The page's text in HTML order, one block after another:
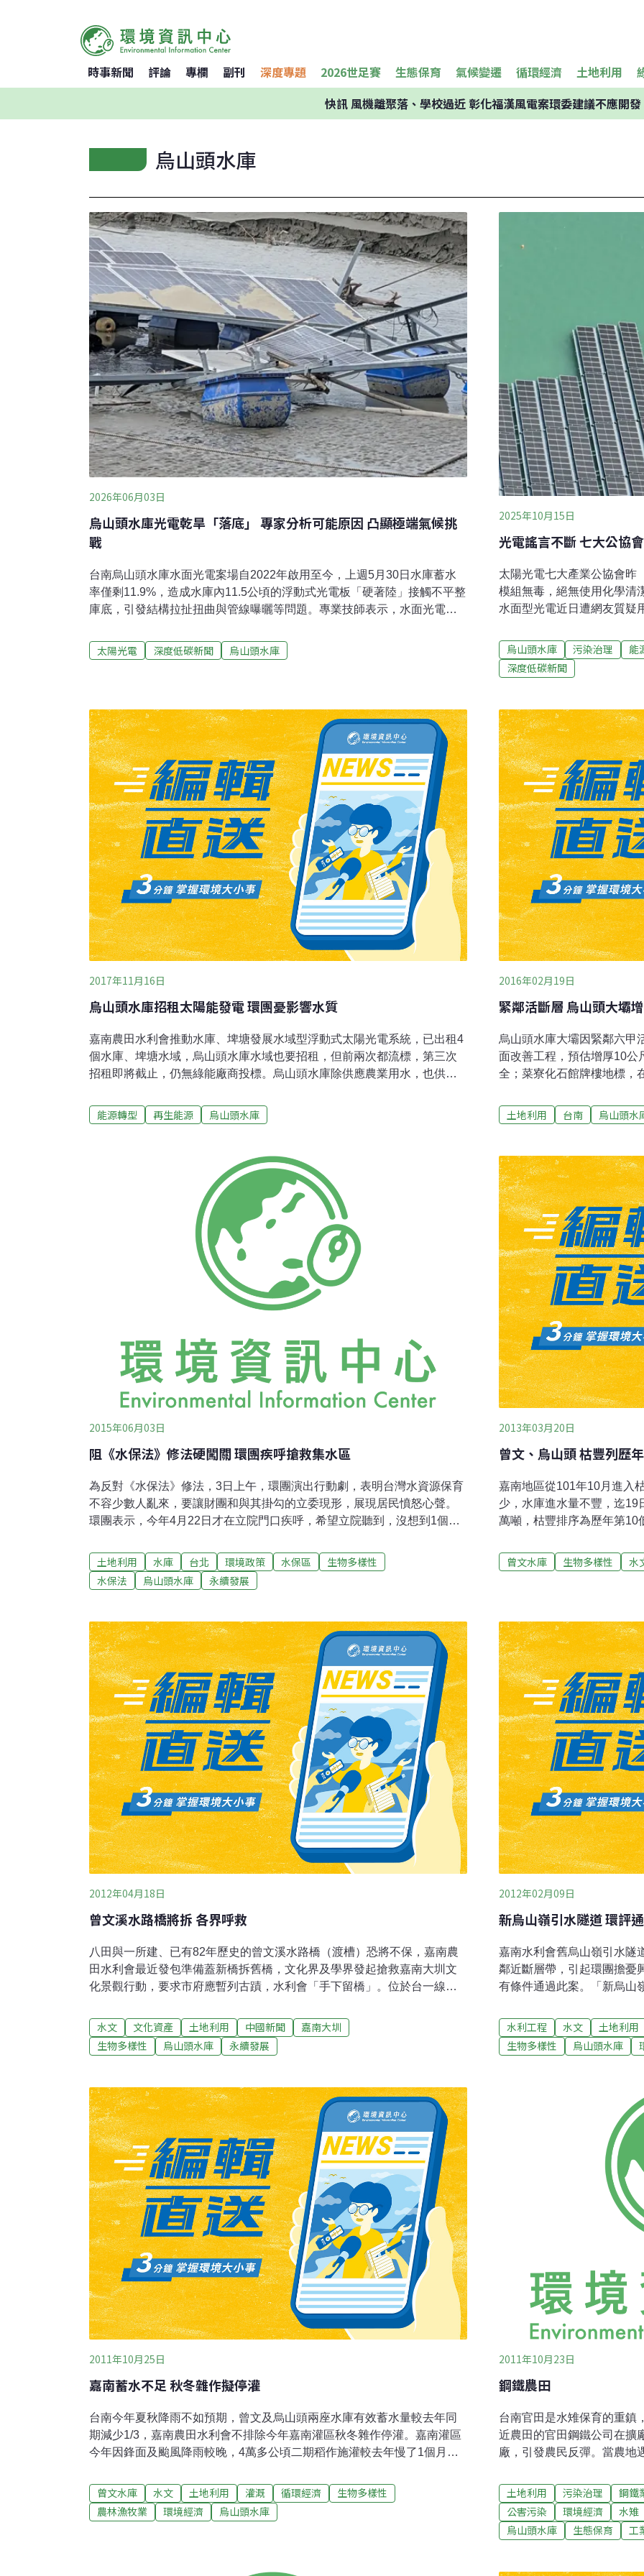
時事新聞 評論 專欄 副刊 深度專題 2026世足賽 生態保育 氣候變遷 循環經濟 土地利用
快訊風機離聚落、學校過近 彰化福漢風電案環委建議不應開發
烏山頭水庫
2026年06月03日
烏山頭水庫光電乾旱「落底」 專家分析可能原因 凸顯極端氣候挑
戰
台南烏山頭水庫水面光電案場自2022年啟用至今，上週5月30日水庫蓄水
率僅剩11.9%，造成水庫內11.5公頃的浮動式光電板「硬著陸」接觸不平整
庫底，引發結構拉扯扭曲與管線曝曬等問題。專業技師表示，水面光電沉
未來他建議，水庫管理單位與光電業者可建立溝通和預警機制，即時取得
水位變化資訊。水庫蓄水率告急 除了缺水還有浮式光電板「落底」問題近
裂情況，烏山頭水庫設有面積約11.5公頃浮動式太陽能光電，也因水位過
低導致設施觸底。
太陽光電 深度低碳新聞 烏山頭水庫
2025年10月15日
光電謠言不斷 七大公協
太陽光電七大產業公協會昨
模組無毒，絕無使用化學清
水面型光電近日遭網友質疑
清潔劑清洗面板，且長期水
業者喊冤被惡意攻擊烏山頭
喊冤。再生能源商業同業公
有會員廠商簽署《自律公約
藥劑，只能用清水清洗。
烏山頭水庫 污染治理
能
深度低碳新聞
2017年11月16日
烏山頭水庫招租太陽能發電 環團憂影響水質
嘉南農田水利會推動水庫、埤塘發展水域型浮動式太陽光電系統，已出租4
個水庫、埤塘水域，烏山頭水庫水域也要招租，但前兩次都流標，第三次
招租即將截止，仍無綠能廠商投標。烏山頭水庫除供應農業用水，也供應
長期下來恐會影響水質安全。嘉南農田水利會總幹事邱清義表示，烏山頭
水庫水域面積9百多公頃，計畫出租的水域未達10公頃，覆蓋率占水域不到
庫計畫出租南側官田區水域，招租的建置發電容量為7至10ＭＷ（百萬
瓦），估計使用水域面積在7至10公頃間，光電板覆蓋率占水域不到1％。
由於烏山頭水庫附近並無台電輸配電饋線，廠商除建設水面型發電系統，
也要搭建連結台電電網的饋線線路，使得建置成本高，加上水庫施工較埤
塘困難，以致前兩次招租並無廠商投標。此次若再流標，將檢討招租條
件、區位是否要修改。
能源轉型 再生能源 烏山頭水庫
2016年02月19日
緊鄰活斷層 烏山頭大壩
烏山頭水庫大壩因緊鄰六甲
面改善工程，預估增厚10公
全；菜寮化石館牌樓地標，
庫平行間，發現南北向的六
會為強化水壩防震，2015
遇到南台大震才會引起外界
壩頂道路維持現有寬度，再
「增厚」約10公尺，再依壩
縫密合。 楊明風強調，以
體強固「回春」；這次206
土地利用 台南 烏山頭水
2015年06月03日
阻《水保法》修法硬闖關 環團疾呼搶救集水區
為反對《水保法》修法，3日上午，環團演出行動劇，表明台灣水資源保育
不容少數人亂來，要讓財團和與其掛勾的立委現形，展現居民憤怒心聲。
環團表示，今年4月22日才在立院門口疾呼，希望立院聽到，沒想到1個多
保法》成歷史罪人。人民選出的官員要透過修法 破壞、汙染台灣水資源台
灣才剛剛歷經8個月的缺水期，前不久才解除缺水警報，各地水庫也淤積嚴
重，以致水庫見底。但農委會水保局配合《水保法》修法，竟要刪除水庫
庫周邊禁止開發條件放寬成可以進行旅館、休憩、遊樂設施的開發，等於
是為財團開啟方便大門。台灣環境保護聯盟副會長吳麗慧納悶地說，台南
市議長李全教跟國民黨立委翁重鈞到底是選票選出來的？還是財團支持出
來的？今日聚集在此的諸多團體一同表達對此事的憤怒，阻止今日委員們
再度強推修改《水保
土地利用 水庫 台北 環境政策 水保區
生物多樣性
水保法
烏山頭水庫 永續發展
2013年03月20日
曾文、烏山頭 枯豐列歷
嘉南地區從101年10月進入
少，水庫進水量不豐，迄19
萬噸，枯豐排序為歷年第10
因應水文條件與氣候異常因
102年年初的氣候狀況，極
曾文水庫 生物多樣性 水
2012年04月18日
曾文溪水路橋將拆 各界呼救
八田與一所建、已有82年歷史的曾文溪水路橋（渡槽）恐將不保，嘉南農
田水利會最近發包準備蓋新橋拆舊橋，文化界及學界發起搶救嘉南大圳文
化景觀行動，要求市府應暫列古蹟，水利會「手下留橋」。位於台一線東
1930年烏山頭水庫竣工啟用，迄今已82年，不僅是台灣，也是世界重要的
文化資產。水利會表示，該水路橋因老舊有安全顧慮且不符合河川局的防
洪標準，因此才著手改建，而舊橋依規定得拆除，目前工程正辦理發包，
蓋新橋就得拆舊橋，但若屬於文化資產則可拆也可不拆，是水利會選擇要
拆的，拆不拆該局都沒意見。文化局文資處長林韋旭表示，烏山頭水庫及
嘉南大圳水利系統已列為文化景觀，水路橋為其中不可或缺的一環，也是
重要的水利文化資產，目前市府已要求暫緩拆除，並由古蹟委員組成專案
小組進行會勘。包括台
水文 文化資產 土地利用 中國新聞
嘉南大圳
生物多樣性
烏山頭水庫 永續發展
2012年02月09日
新烏山嶺引水隧道 環評
嘉南水利會舊烏山嶺引水隧
鄰近斷層帶，引起環團擔憂
有條件通過此案。「新烏山
會，討論審查此案。開發單
嘉南大圳水利工程，於民國
隧道是串聯曾文水庫與烏山
隧道出現裂縫、漏水及淺
定，有興建新烏山嶺引水
隧道興建計畫」的效益，
納入嘉南地區水源的備
水利工程 水文
土地利用
生物多樣性
烏山頭水庫
2011年10月25日
嘉南蓄水不足 秋冬雜作擬停灌
台南今年夏秋降雨不如預期，曾文及烏山頭兩座水庫有效蓄水量較去年同
期減少1/3，嘉南農田水利會不排除今年嘉南灌區秋冬雜作停灌。嘉南灌區
今年因鋒面及颱風降雨較晚，4萬多公頃二期稻作施灌較去年慢了1個月。
不過，台南今年降雨量不如預期，以供應灌溉用水為主的曾文及烏山頭水
庫，蓄水較去年少了許多。水利會表示，去年10月下旬，曾文、烏山頭總
蓄水量約5億2000萬公噸，但今年只剩3億7000萬公噸，只有約去年的
6000萬公噸。水庫蓄水量不足，水利會正在研擬今年秋冬雜作、明年春天
曾文水庫 水文 土地利用 灌溉 循環經濟
生物多樣性
農林漁牧業
環境經濟 烏山頭水庫
2011年10月23日
鋼鐵農田
台南官田是水雉保育的重鎮
近農田的官田鋼鐵公司在擴
廠，引發農民反彈。當農地
地，也為野生動物提供生存
巧迷人的身影經常在田間遊
雉其實不到500隻，因而被
雉族群最多的地方，近兩年
意用最自然的方式生產，而
土地利用 污染治理
鋼鐵
公害污染
環境經濟
水雉
烏山頭水庫
生態保育 工